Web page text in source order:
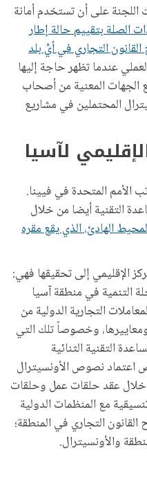
اللجنة على أن تستخدم أمانة
الصلة بتقييم حالة إطار
التجاري في أيِّ بلد
عندما تظهر حاجة إليها
المعنية من أصحاب
المحتملين في مشاريع
لآسيا
الأمم المتحدة في فيينا.
التقنية أيضا من خلال
الهادئ، الذي يقع مقره
الإقليمي إلى تحقيقها فهي:
التنمية في منطقة آسيا
التجارية الدولية من
وخصوصاً تلك التي
التقنية الثنائية
اعتماد نصوص الأونسيترال
خلال عقد حلقات عمل وحلقات
مع المنظمات الدولية
التجاري في المنطقة؛
والأونسيترال.